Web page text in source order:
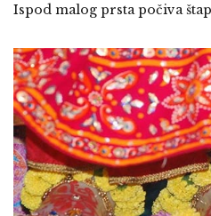
Ispod malog prsta počiva